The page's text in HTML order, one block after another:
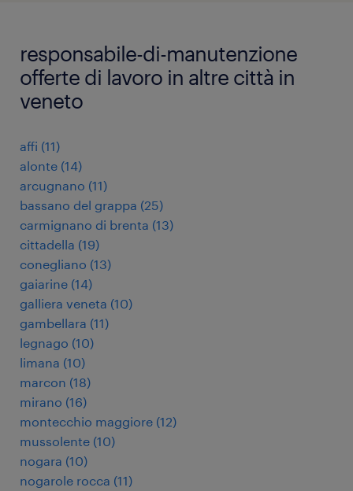
responsabile-di-manutenzione
offerte di lavoro in altre città in
veneto
affi (11)
alonte (14)
arcugnano (11)
bassano del grappa (25)
carmignano di brenta (13)
cittadella (19)
conegliano (13)
gaiarine (14)
galliera veneta (10)
gambellara (11)
legnago (10)
limana (10)
marcon (18)
mirano (16)
montecchio maggiore (12)
mussolente (10)
nogara (10)
nogarole rocca (11)